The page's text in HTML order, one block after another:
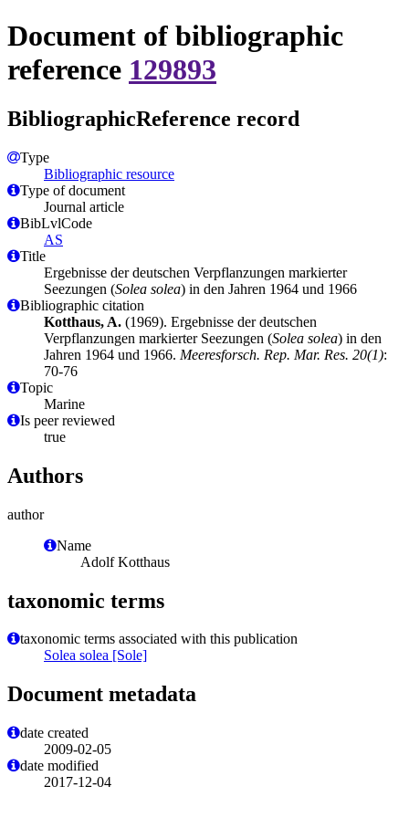
Document of bibliographic
reference 129893
BibliographicReference record
Type
Bibliographic resource
Type of document
Journal article
BibLvlCode
AS
Title
Ergebnisse der deutschen Verpflanzungen markierter
Seezungen (Solea solea) in den Jahren 1964 und 1966
Bibliographic citation
Kotthaus, A. (1969). Ergebnisse der deutschen
Verpflanzungen markierter Seezungen (Solea solea) in den
Jahren 1964 und 1966. Meeresforsch. Rep. Mar. Res. 20(1):
70-76
Topic
Marine
Is peer reviewed
true
Authors
author
Name
Adolf Kotthaus
taxonomic terms
taxonomic terms associated with this publication
Solea solea [Sole]
Document metadata
date created
2009-02-05
date modified
2017-12-04